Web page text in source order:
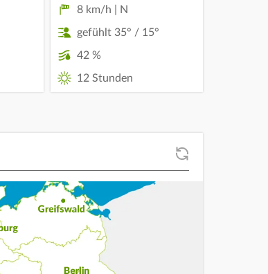
8 km/h | N
gefühlt 35° / 15°
42 %
12 Stunden